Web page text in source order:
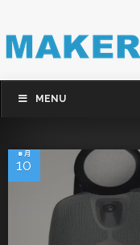
MENU
8 月
10